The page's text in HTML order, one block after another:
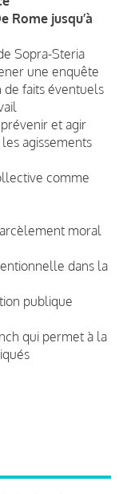
Rome jusqu’à
Sopra-Steria
une enquête
faits éventuels
et agir
agissements
comme
moral
dans la
publique
qui permet à la